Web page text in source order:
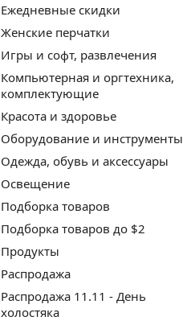
Ежедневные скидки
Женские перчатки
Игры и софт, развлечения
Компьютерная и оргтехника,
комплектующие
Красота и здоровье
Оборудование и инструменты
Одежда, обувь и аксессуары
Освещение
Подборка товаров
Подборка товаров до $2
Продукты
Распродажа
Распродажа 11.11 - День
холостяка